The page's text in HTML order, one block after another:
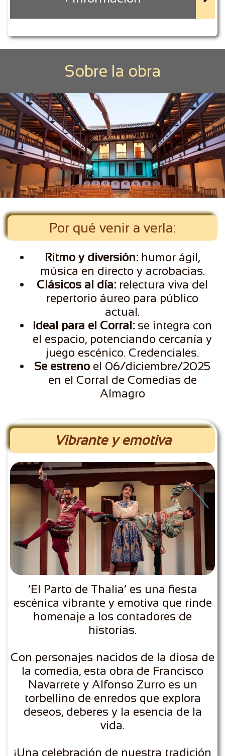
Sobre la obra
Por qué venir a verla:
Ritmo y diversión: humor ágil,
música en directo y acrobacias.
Clásicos al día: relectura viva del
repertorio áureo para público
actual.
Ideal para el Corral: se integra con
el espacio, potenciando cercanía y
juego escénico. Credenciales.
Se estreno el 06/diciembre/2025
en el Corral de Comedias de
Almagro
Vibrante y emotiva
‘El Parto de Thalia’ es una fiesta
escénica vibrante y emotiva que rinde
homenaje a los contadores de
historias.
Con personajes nacidos de la diosa de
la comedia, esta obra de Francisco
Navarrete y Alfonso Zurro es un
torbellino de enredos que explora
deseos, deberes y la esencia de la
vida.
¡Una celebración de nuestra tradición